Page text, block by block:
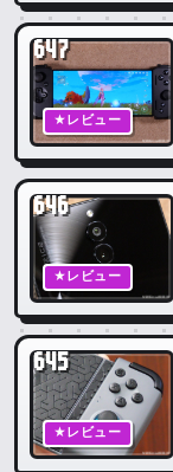
★レビュー
647
★レビュー
646
★レビュー
645